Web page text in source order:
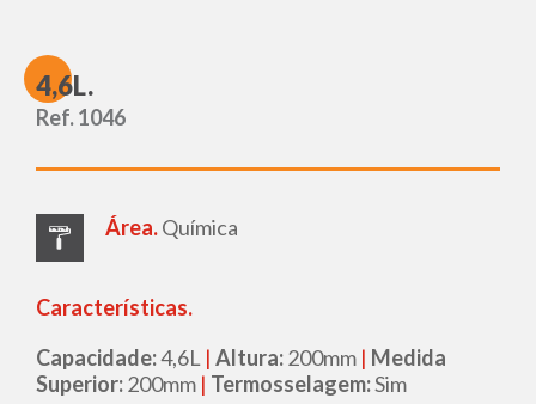
4,6L.
Ref. 1046
Área.Química
Características.
Capacidade:4,6L | Altura:200mm | Medida
Superior:200mm | Termosselagem:Sim